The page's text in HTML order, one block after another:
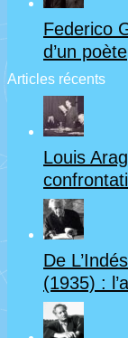
Federico
d’un poète
Articles récents
Louis
De
(1935) :